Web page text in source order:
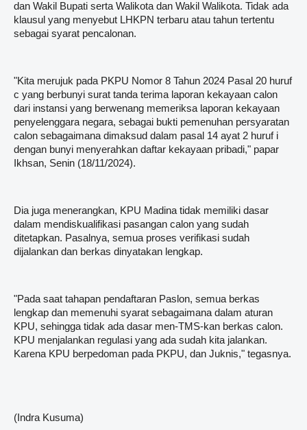
dan Wakil Bupati serta Walikota dan Wakil Walikota. Tidak ada
klausul yang menyebut LHKPN terbaru atau tahun tertentu
sebagai syarat pencalonan.
"Kita merujuk pada PKPU Nomor 8 Tahun 2024 Pasal 20 huruf
c yang berbunyi surat tanda terima laporan kekayaan calon
dari instansi yang berwenang memeriksa laporan kekayaan
penyelenggara negara, sebagai bukti pemenuhan persyaratan
calon sebagaimana dimaksud dalam pasal 14 ayat 2 huruf i
dengan bunyi menyerahkan daftar kekayaan pribadi," papar
Ikhsan, Senin (18/11/2024).
Dia juga menerangkan, KPU Madina tidak memiliki dasar
dalam mendiskualifikasi pasangan calon yang sudah
ditetapkan. Pasalnya, semua proses verifikasi sudah
dijalankan dan berkas dinyatakan lengkap.
"Pada saat tahapan pendaftaran Paslon, semua berkas
lengkap dan memenuhi syarat sebagaimana dalam aturan
KPU, sehingga tidak ada dasar men-TMS-kan berkas calon.
KPU menjalankan regulasi yang ada sudah kita jalankan.
Karena KPU berpedoman pada PKPU, dan Juknis," tegasnya.
(Indra Kusuma)